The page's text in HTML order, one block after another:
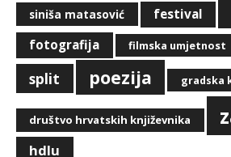
siniša matasović festival
fotografija filmska umjetnost
split
poezija gradska
društvo hrvatskih književnika
hdlu